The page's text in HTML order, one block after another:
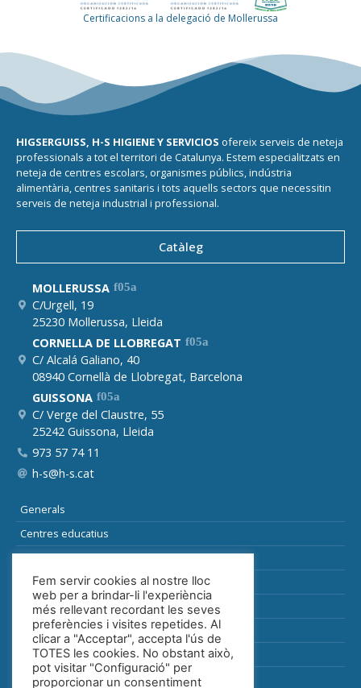
Certificacions a la delegació de Mollerussa
HIGSERGUISS, H-S HIGIENE Y SERVICIOS ofereix serveis de neteja
professionals a tot el territori de Catalunya. Estem especialitzats en
neteja de centres escolars, organismes públics, indústria
alimentària, centres sanitaris i tots aquells sectors que necessitin
serveis de neteja industrial i professional.
Catàleg
MOLLERUSSA
C/Urgell, 19
25230 Mollerussa, Lleida
CORNELLA DE LLOBREGAT
C/ Alcalá Galiano, 40
08940 Cornellà de Llobregat, Barcelona
GUISSONA
C/ Verge del Claustre, 55
25242 Guissona, Lleida
973 57 74 11
h-s@h-s.cat
Generals
Centres educatius
Sòls
Especials i auxiliars
Indústria
Sanitària
Alimentària
Catàleg
Fem servir cookies al nostre lloc
web per a brindar-li l'experiència
més rellevant recordant les seves
preferències i visites repetides. Al
clicar a "Acceptar", accepta l'ús de
TOTES les cookies. No obstant això,
pot visitar "Configuració" per
proporcionar un consentiment